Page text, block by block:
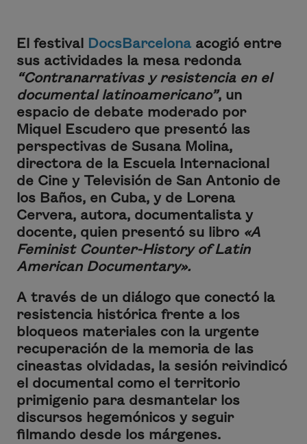
El festival DocsBarcelona acogió entre
sus actividades la mesa redonda
“Contranarrativas y resistencia en el
documental latinoamericano”, un
espacio de debate moderado por
Miquel Escudero que presentó las
perspectivas de Susana Molina,
directora de la Escuela Internacional
de Cine y Televisión de San Antonio de
los Baños, en Cuba, y de Lorena
Cervera, autora, documentalista y
docente, quien presentó su libro «A
Feminist Counter-History of Latin
American Documentary».
A través de un diálogo que conectó la
resistencia histórica frente a los
bloqueos materiales con la urgente
recuperación de la memoria de las
cineastas olvidadas, la sesión reivindicó
el documental como el territorio
primigenio para desmantelar los
discursos hegemónicos y seguir
filmando desde los márgenes.